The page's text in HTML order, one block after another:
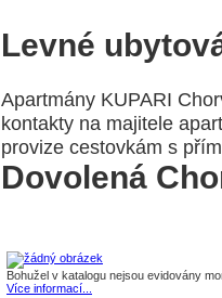
Levné
Apartmány KUPARI
kontakty na majitele
provize cestovkám s
Dovolená
Bohužel v katalogu nejsou evidovány
Více informací...